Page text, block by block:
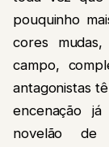
pouquinho
cores
campo,
antagonistas
encenação
novelão